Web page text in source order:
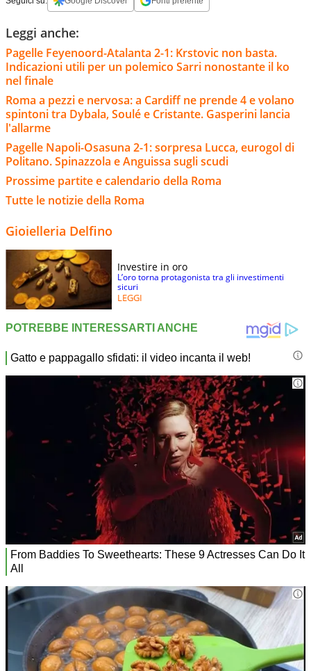
Leggi anche:
Pagelle Feyenoord-Atalanta 2-1: Krstovic non basta.
Indicazioni utili per un polemico Sarri nonostante il ko
nel finale
Roma a pezzi e nervosa: a Cardiff ne prende 4 e volano
spintoni tra Dybala, Soulé e Cristante. Gasperini lancia
l'allarme
Pagelle Napoli-Osasuna 2-1: sorpresa Lucca, eurogol di
Politano. Spinazzola e Anguissa sugli scudi
Prossime partite e calendario della Roma
Tutte le notizie della Roma
Gioielleria Delfino
Investire in oro
L’oro torna protagonista tra gli investimenti
sicuri
LEGGI